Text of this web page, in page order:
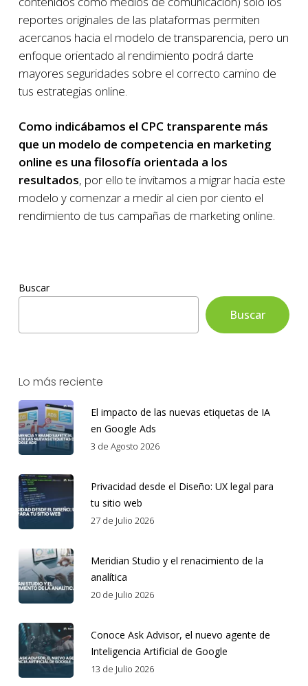
reportes originales de las plataformas permiten
acercanos hacia el modelo de transparencia, pero un
enfoque orientado al rendimiento podrá darte
mayores seguridades sobre el correcto camino de
tus estrategias online.
Como indicábamos el CPC transparente más
que un modelo de competencia en marketing
online es una filosofía orientada a los
resultados, por ello te invitamos a migrar hacia este
modelo y comenzar a medir al cien por ciento el
rendimiento de tus campañas de marketing online.
Buscar
Buscar
Lo más reciente
El impacto de las nuevas etiquetas de IA
en Google Ads
3 de Agosto 2026
Privacidad desde el Diseño: UX legal para
tu sitio web
27 de Julio 2026
Meridian Studio y el renacimiento de la
analítica
20 de Julio 2026
Conoce Ask Advisor, el nuevo agente de
Inteligencia Artificial de Google
13 de Julio 2026